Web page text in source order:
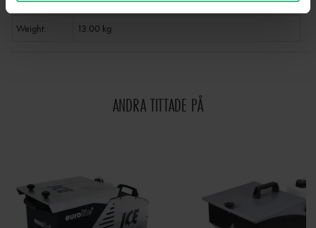
Height: 58.5 cm
Weight:
13.00 kg
ANDRA TITTADE PÅ